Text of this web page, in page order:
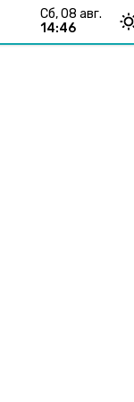
сб, 08 авг.
14:46